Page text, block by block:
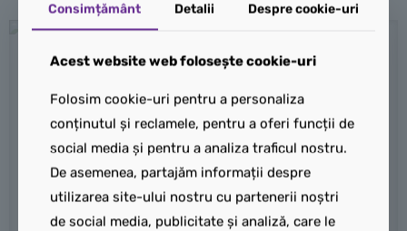
Epuizat
Epuizat
Consimțământ Detalii Despre cookie-uri
Acest website web folosește cookie-uri
Folosim cookie-uri pentru a personaliza
conținutul și reclamele, pentru a oferi funcții de
social media și pentru a analiza traficul nostru.
De asemenea, partajăm informații despre
utilizarea site-ului nostru cu partenerii noștri
de social media, publicitate și analiză, care le